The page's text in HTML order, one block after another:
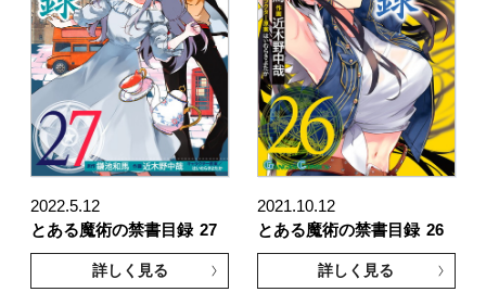
2022.5.12
とある魔術の禁書目録 27
詳しく見る
2021.10.12
とある魔術の禁書目録 26
詳しく見る